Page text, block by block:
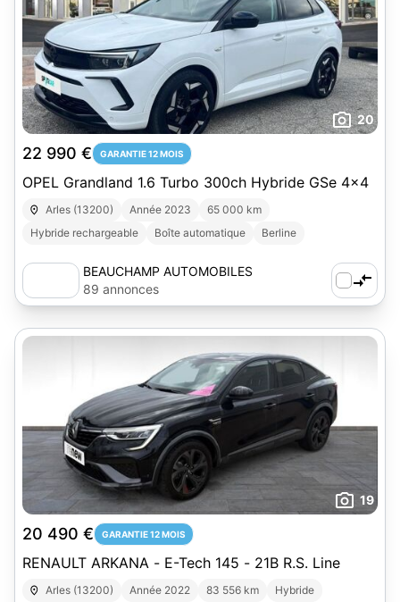
20
22 990 € GARANTIE 12 MOIS
OPEL Grandland 1.6 Turbo 300ch Hybride GSe 4x4
Arles (13200) Année 2023
65 000 km
Hybride rechargeable
Boîte automatique Berline
BEAUCHAMP AUTOMOBILES
89 annonces
19
20 490 € GARANTIE 12 MOIS
RENAULT ARKANA - E-Tech 145 - 21B R.S. Line
Arles (13200) Année 2022 83 556 km
Hybride